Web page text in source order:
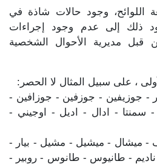
اللوائح، وجود حالات شاذة في
ذلك إلى عدم وجود إجراءات
قبل مديرية الأحوال الشخصية
، على سبيل المثال لا الحصر:
- جوزيفين - جوزفين - جوزافين -
سمنتا - ادال - اديل - اوجيني -
ميشال - ميشيل - مشيل - بيار -
ناديم - طانيوس - طانوس - روبير -